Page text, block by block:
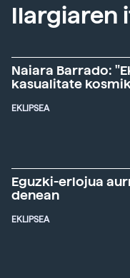
Ilargiaren
Naiara Barrado:
kasualitate
EKLIPSEA
Eguzki-erlojua
denean
EKLIPSEA